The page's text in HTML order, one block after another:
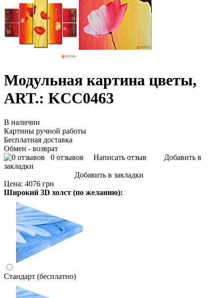
Модульная картина цветы,
ART.: KCC0463
В наличии
Картины ручной работы
Бесплатная доставка
Обмен - возврат
0 отзывов
Написать отзыв
Добавить в
закладки
Добавить в закладки
Цена: 4076 грн
Широкий 3D холст (по желанию):
Стандарт (бесплатно)